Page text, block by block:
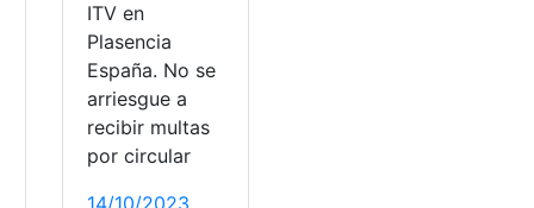
ITV en
Plasencia
España. No se
arriesgue a
recibir multas
por circular